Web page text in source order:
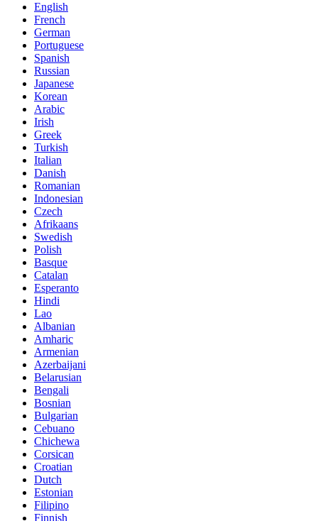
English
French
German
Portuguese
Spanish
Russian
Japanese
Korean
Arabic
Irish
Greek
Turkish
Italian
Danish
Romanian
Indonesian
Czech
Afrikaans
Swedish
Polish
Basque
Catalan
Esperanto
Hindi
Lao
Albanian
Amharic
Armenian
Azerbaijani
Belarusian
Bengali
Bosnian
Bulgarian
Cebuano
Chichewa
Corsican
Croatian
Dutch
Estonian
Filipino
Finnish